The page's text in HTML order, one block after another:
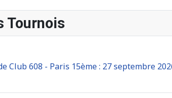
Tournois
Club 608 - Paris 15ème : 27 septembre